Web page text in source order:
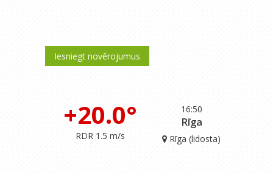
Iesniegt novērojumus
16:50
+20.0°
RDR 1.5 m/s
Rīga
Rīga (lidosta)